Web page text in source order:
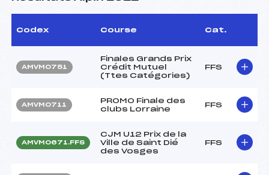
Codex Course Cat.
AMVM0751
Finales Grands Prix
Crédit Mutuel
(Ttes Catégories)
FFS
AMVM0711
PROMO Finale des
clubs Lorraine
FFS
AMVM0671.FFS
CJM U12 Prix de la
Ville de Saint Dié
des Vosges
FFS